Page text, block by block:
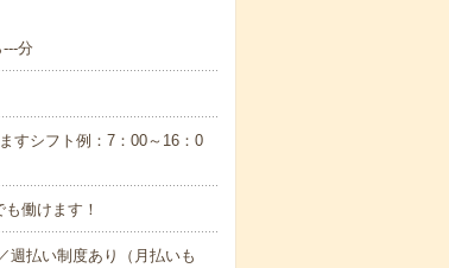
分
すシフト例：7：00～16：0
働けます！
払い制度あり（月払いも